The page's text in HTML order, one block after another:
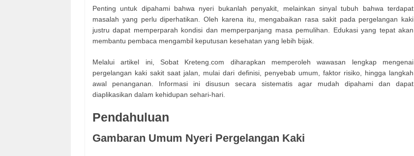
Penting untuk dipahami bahwa nyeri bukanlah penyakit, melainkan sinyal tubuh bahwa terdapat
masalah yang perlu diperhatikan. Oleh karena itu, mengabaikan rasa sakit pada pergelangan kaki
justru dapat memperparah kondisi dan memperpanjang masa pemulihan. Edukasi yang tepat akan
membantu pembaca mengambil keputusan kesehatan yang lebih bijak.
Melalui artikel ini, Sobat Kreteng.com diharapkan memperoleh wawasan lengkap mengenai
pergelangan kaki sakit saat jalan, mulai dari definisi, penyebab umum, faktor risiko, hingga langkah
awal penanganan. Informasi ini disusun secara sistematis agar mudah dipahami dan dapat
diaplikasikan dalam kehidupan sehari-hari.
Pendahuluan
Gambaran Umum Nyeri Pergelangan Kaki